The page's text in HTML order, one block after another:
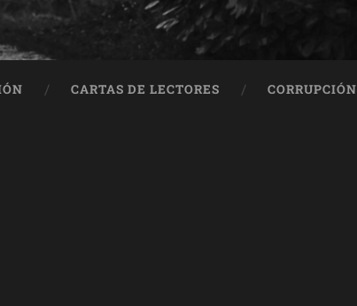
CARTAS DE LECTORES CORRUPCIÓN